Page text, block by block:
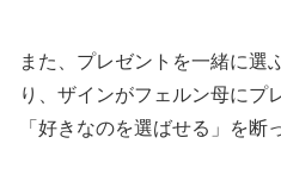
また、プレゼントを一緒に選
り、ザインがフェルン母にプ
「好きなのを選ばせる」を断